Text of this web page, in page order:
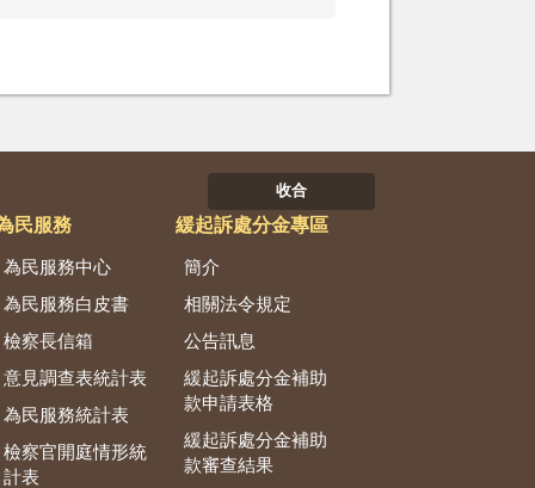
收合
民服務
為民服務中心
為民服務白皮書
檢察長信箱
意見調查表統計表
為民服務統計表
檢察官開庭情形統
計表
緩起訴處分金專區
簡介
相關法令規定
公告訊息
緩起訴處分金補助
款申請表格
緩起訴處分金補助
款審查結果